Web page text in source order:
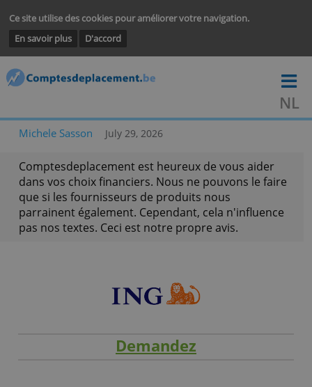
Ce site utilise des cookies pour améliorer votre navigation.
En savoir plus
D'accord
Comptesdeplacement est heureux de vous aider
dans vos choix financiers. Nous ne pouvons le
que si les fournisseurs de produits nous